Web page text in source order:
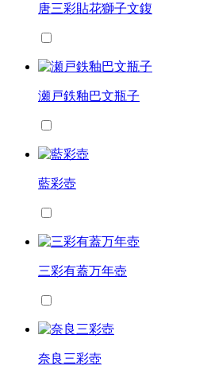
唐三彩貼花獅子文鍑
瀬戸鉄釉巴文瓶子
藍彩壺
三彩有蓋万年壺
奈良三彩壺